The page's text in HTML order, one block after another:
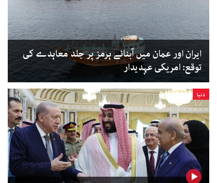
ایران اور عمان میں آبنائے ہرمز پر جلد معاہدے کی
توقع: امریکی عہدیدار
دنیا